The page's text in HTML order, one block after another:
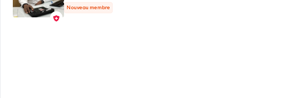
Nouveau membre